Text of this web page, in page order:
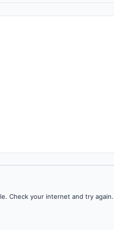
Check your internet and try again.